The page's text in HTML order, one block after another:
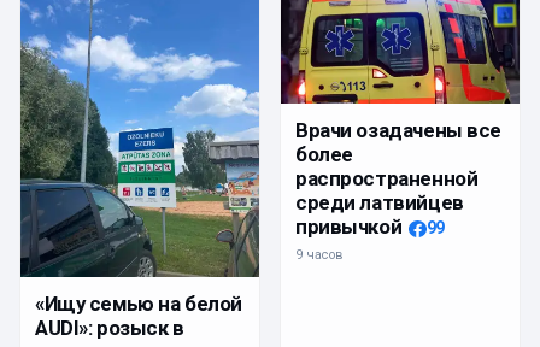
«Ищу семью на белой
AUDI»: розыск в
Врачи озадачены все
более
распространенной
среди латвийцев
привычкой
99
9 часов